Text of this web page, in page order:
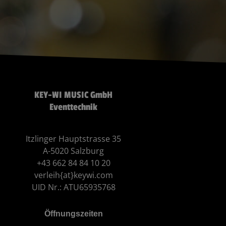
KEY-WI MUSIC GmbH
Eventtechnik
Itzlinger Hauptstrasse 35
A-5020 Salzburg
+43 662 84 84 10 20
verleih{at}keywi.com
UID Nr.: ATU65935768
Öffnungszeiten